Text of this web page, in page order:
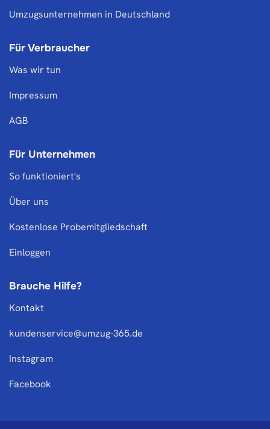
Umzugsunternehmen in Deutschland
Für Verbraucher
Was wir tun
Impressum
AGB
Für Unternehmen
So funktioniert's
Über uns
Kostenlose Probemitgliedschaft
Einloggen
Brauche Hilfe?
Kontakt
kundenservice@umzug-365.de
Instagram
Facebook